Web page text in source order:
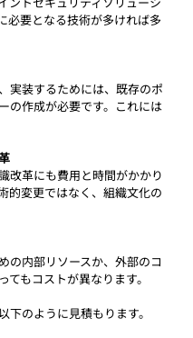
必要となる技術が多ければ多
実装するためには、既存のポ
の作成が必要です。これには
改革にも費用と時間がかかり
的変更ではなく、組織文化の
の内部リソースか、外部のコ
もコストが異なります。
のように見積もります。